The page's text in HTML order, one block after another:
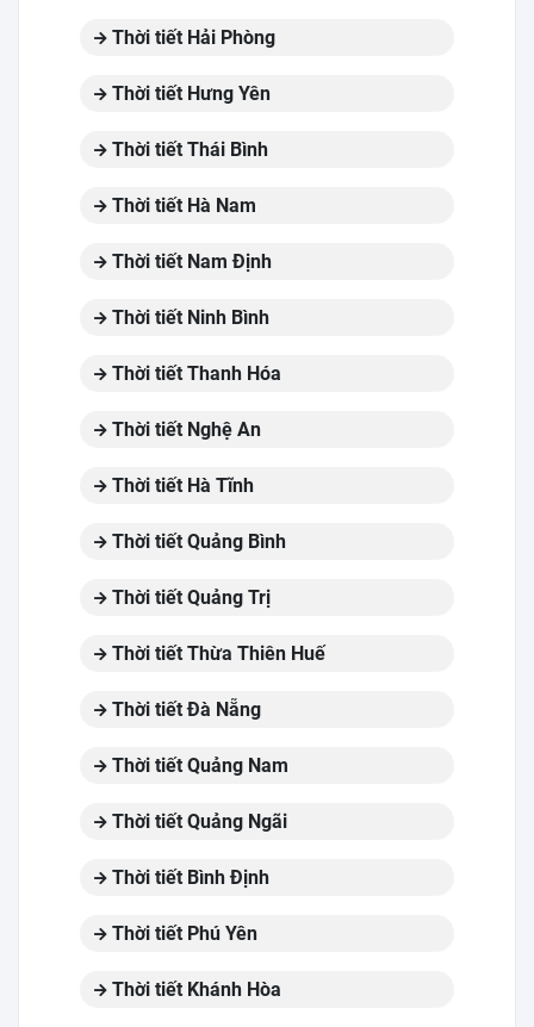
Thời tiết Hải Phòng
Thời tiết Hưng Yên
Thời tiết Thái Bình
Thời tiết Hà Nam
Thời tiết Nam Định
Thời tiết Ninh Bình
Thời tiết Thanh Hóa
Thời tiết Nghệ An
Thời tiết Hà Tĩnh
Thời tiết Quảng Bình
Thời tiết Quảng Trị
Thời tiết Thừa Thiên Huế
Thời tiết Đà Nẵng
Thời tiết Quảng Nam
Thời tiết Quảng Ngãi
Thời tiết Bình Định
Thời tiết Phú Yên
Thời tiết Khánh Hòa